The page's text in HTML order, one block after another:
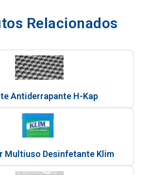
Relacionados
Antiderrapante H-Kap
Multiuso Desinfetante Klim